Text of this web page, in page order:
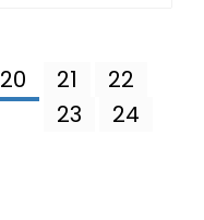
20 21
22
23
24